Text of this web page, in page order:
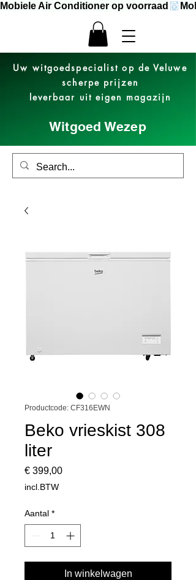
Uw witgoedspecialist op de Veluwe
scherpe prijzen
leverbaar uit eigen magazijn
Witgoed Wezep
Mobiele Air Conditioner op voorraad
Productcode: CF316EWN
Beko vrieskist 308
liter
€ 399,00Prijs
incl.BTW
Aantal *
In winkelwagen